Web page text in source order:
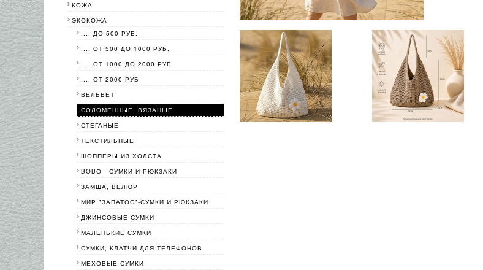
КОЖА
ЭКОКОЖА
.... ДО 500 РУБ.
.... ОТ 500 ДО 1000 РУБ.
.... ОТ 1000 ДО 2000 РУБ
.... ОТ 2000 РУБ
ВЕЛЬВЕТ
СОЛОМЕННЫЕ, ВЯЗАНЫЕ
СТЕГАНЫЕ
ТЕКСТИЛЬНЫЕ
ШОППЕРЫ ИЗ ХОЛСТА
BOBО - СУМКИ И РЮКЗАКИ
ЗАМША, ВЕЛЮР
МИР "ЗАПАТОС"-СУМКИ И РЮКЗАКИ
ДЖИНСОВЫЕ СУМКИ
МАЛЕНЬКИЕ СУМКИ
СУМКИ, КЛАТЧИ ДЛЯ ТЕЛЕФОНОВ
МЕХОВЫЕ СУМКИ